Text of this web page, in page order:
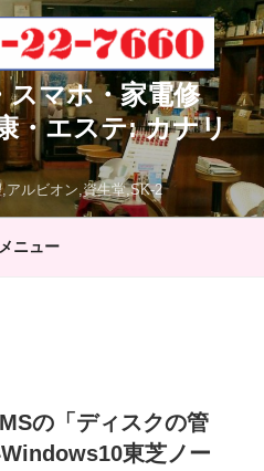
スマホ・家電修
・エステ: カナリ
アルビオン,資生堂,SK-2
メニュー
の「ディスクの管
東芝ノー